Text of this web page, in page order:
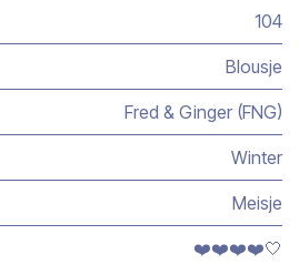
104
Blousje
Fred & Ginger (FNG)
Winter
Meisje
❤️❤️❤️❤️🤍